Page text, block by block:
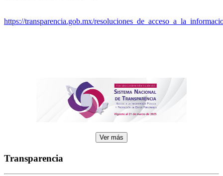
https://transparencia.gob.mx/
Ver más
Transparencia